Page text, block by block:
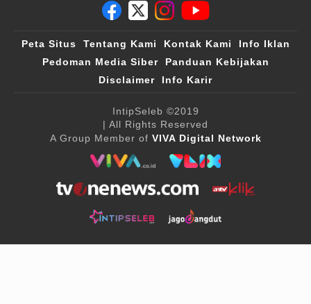
Peta Situs Tentang Kami Kontak Kami
Info Iklan
Pedoman Media Siber
Panduan Kebijakan
Disclaimer
Info Karir
IntipSeleb ©2019
| All Rights Reserved
A Group Member of VIVA Digital Network